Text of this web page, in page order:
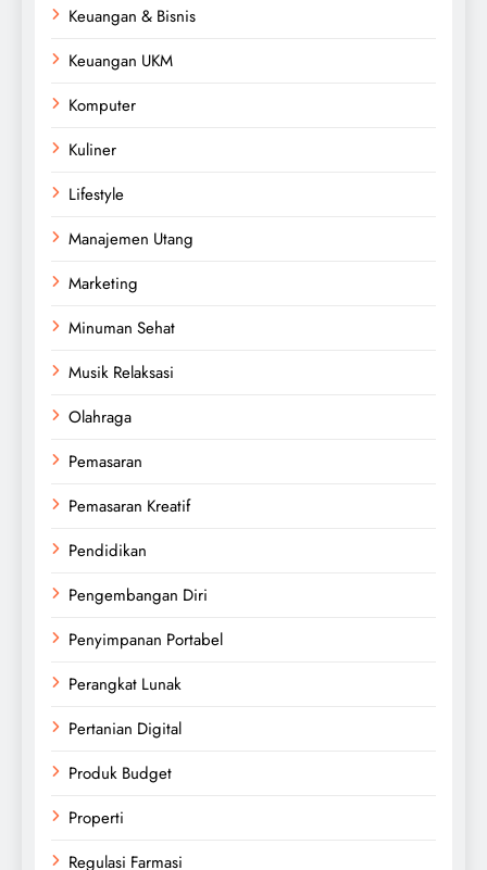
Keuangan & Bisnis
Keuangan UKM
Komputer
Kuliner
Lifestyle
Manajemen Utang
Marketing
Minuman Sehat
Musik Relaksasi
Olahraga
Pemasaran
Pemasaran Kreatif
Pendidikan
Pengembangan Diri
Penyimpanan Portabel
Perangkat Lunak
Pertanian Digital
Produk Budget
Properti
Regulasi Farmasi